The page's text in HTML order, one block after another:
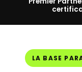
LA BASE